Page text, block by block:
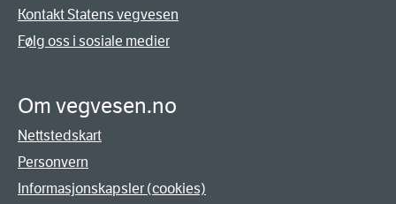
Kontakt Statens vegvesen
Følg oss i sosiale medier
Om vegvesen.no
Nettstedskart
Personvern
Informasjonskapsler (cookies)